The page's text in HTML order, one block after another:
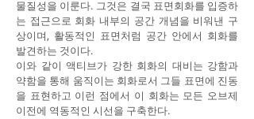
물질성을 이룬다. 그것은 결국 표면회화를 입증하
는 접근으로 회화 내부의 공간 개념을 비워낸 구
상이며, 활동적인 표면처럼 공간 안에서 회화를
발견하는 것이다.
이와 같이 액티브가 강한 회화의 대비는 강함과
약함을 통해 움직이는 회화로서 그들 표면에 진동
을 표현하고 이런 점에서 이 회화는 모든 오브제
이전에 역동적인 시선을 구축한다.